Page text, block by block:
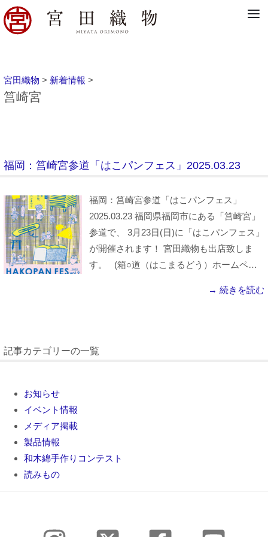
宮田織物 > 新着情報 >
筥崎宮
福岡：筥崎宮参道「はこパンフェス」2025.03.23
福岡：筥崎宮参道「はこパンフェス」
2025.03.23 福岡県福岡市にある「筥崎宮」
参道で、 3月23日(日)に「はこパンフェス」
が開催されます！ 宮田織物も出店致しま
す。 (箱○道（はこまるどう）ホームペ…
→ 続きを読む
記事カテゴリーの一覧
お知らせ
イベント情報
メディア掲載
製品情報
和木綿手作りコンテスト
読みもの